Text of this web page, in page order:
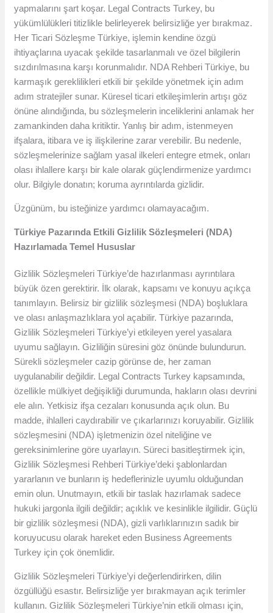
yapmalarını şart koşar. Legal Contracts Turkey, bu
yükümlülükleri titizlikle belirleyerek belirsizliğe yer bırakmaz.
Her Ticari Sözleşme Türkiye, işlemin kendine özgü
ihtiyaçlarına uyacak şekilde tasarlanmalı ve özel bilgilerin
sızdırılmasına karşı korunmalıdır. NDA Rehberi Türkiye, bu
karmaşık gereklilikleri etkili bir şekilde yönetmek için adım
adım stratejiler sunar. Küresel ticari etkileşimlerin artışı göz
önüne alındığında, bu sözleşmelerin inceliklerini anlamak her
zamankinden daha kritiktir. Yanlış bir adım, istenmeyen
ifşalara, itibara ve iş ilişkilerine zarar verebilir. Bu nedenle,
sözleşmelerinize sağlam yasal ilkeleri entegre etmek, onları
olası ihlallere karşı bir kale olarak güçlendirmenize yardımcı
olur. Bilgiyle donatın; koruma ayrıntılarda gizlidir.
Üzgünüm, bu isteğinize yardımcı olamayacağım.
Türkiye Pazarında Etkili Gizlilik Sözleşmeleri (NDA)
Hazırlamada Temel Hususlar
Gizlilik Sözleşmeleri Türkiye’de hazırlanması ayrıntılara
büyük özen gerektirir. İlk olarak, kapsamı ve konuyu açıkça
tanımlayın. Belirsiz bir gizlilik sözleşmesi (NDA) boşluklara
ve olası anlaşmazlıklara yol açabilir. Türkiye pazarında,
Gizlilik Sözleşmeleri Türkiye’yi etkileyen yerel yasalara
uyumu sağlayın. Gizliliğin süresini göz önünde bulundurun.
Sürekli sözleşmeler cazip görünse de, her zaman
uygulanabilir değildir. Legal Contracts Turkey kapsamında,
özellikle mülkiyet değişikliği durumunda, hakların olası devrini
ele alın. Yetkisiz ifşa cezaları konusunda açık olun. Bu
madde, ihlalleri caydırabilir ve çıkarlarınızı koruyabilir. Gizlilik
sözleşmesini (NDA) işletmenizin özel niteliğine ve
gereksinimlerine göre uyarlayın. Süreci basitleştirmek için,
Gizlilik Sözleşmesi Rehberi Türkiye’deki şablonlardan
yararlanın ve bunların iş hedeflerinizle uyumlu olduğundan
emin olun. Unutmayın, etkili bir taslak hazırlamak sadece
hukuki jargonla ilgili değildir; açıklık ve kesinlikle ilgilidir. Güçlü
bir gizlilik sözleşmesi (NDA), gizli varlıklarınızın sadık bir
koruyucusu olarak hareket eden Business Agreements
Turkey için çok önemlidir.
Gizlilik Sözleşmeleri Türkiye’yi değerlendirirken, dilin
özgüllüğü esastır. Belirsizliğe yer bırakmayan açık terimler
kullanın. Gizlilik Sözleşmeleri Türkiye’nin etkili olması için,